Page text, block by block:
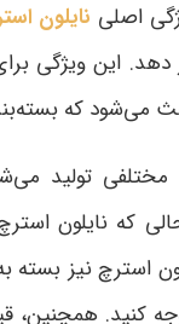
اصلی نایلون
دهد. این ویژگی
می‌شود که
مختلفی تولید
نایلون
استرچ نیز
کنید. همچنین،